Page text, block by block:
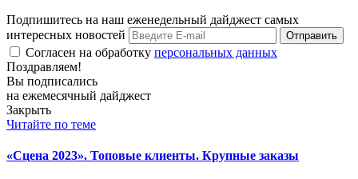
Подпишитесь на наш еженедельный дайджест самых
интересных новостей
Отправить
Согласен на обработку персональных данных
Поздравляем!
Вы подписались
на ежемесячный дайджест
Закрыть
Читайте по теме
«Сцена 2023». Топовые клиенты. Крупные заказы